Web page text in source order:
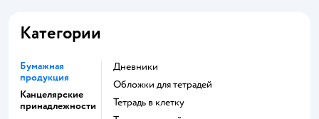
Категории
Бумажная
продукция
Канцелярские
принадлежности
Дневники
Обложки для тетрадей
Тетрадь в клетку